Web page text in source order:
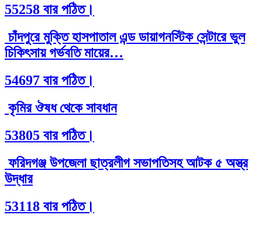
55258 বার পঠিত।
চাঁদপুরে মুক্তি হাসপাতাল এন্ড ডায়াগনস্টিক সেন্টারে ভুল
চিকিৎসায় গর্ভবতি মায়ের…
54697 বার পঠিত।
কৃমির ঔষধ থেকে সাবধান
53805 বার পঠিত।
ফরিদগঞ্জ উপজেলা ছাত্রলীগ সভাপতিসহ আটক ৫ অস্ত্র
উদ্ধার
53118 বার পঠিত।